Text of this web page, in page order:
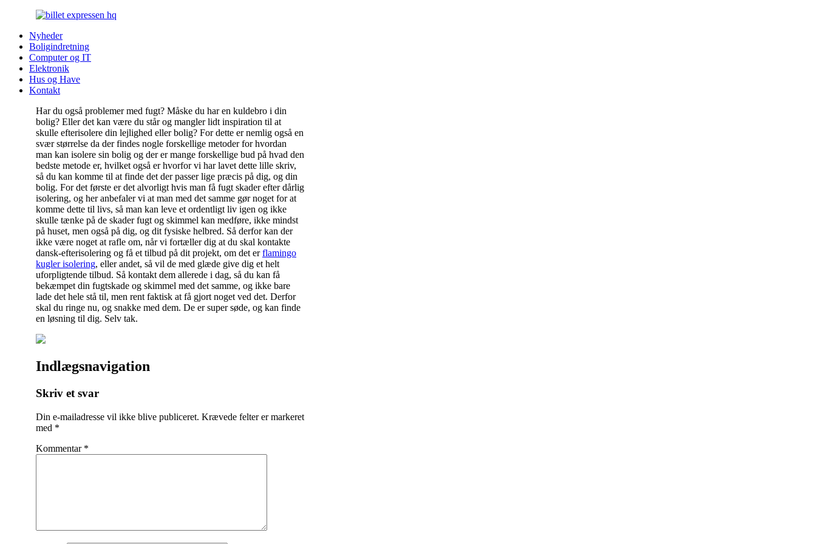
Nyheder
Boligindretning
Computer og IT
Elektronik
Hus og Have
Kontakt
Har du også problemer med fugt? Måske du har en kuldebro i din
bolig? Eller det kan være du står og mangler lidt inspiration til at
skulle efterisolere din lejlighed eller bolig? For dette er nemlig også en
svær størrelse da der findes nogle forskellige metoder for hvordan
man kan isolere sin bolig og der er mange forskellige bud på hvad den
bedste metode er, hvilket også er hvorfor vi har lavet dette lille skriv,
så du kan komme til at finde det der passer lige præcis på dig, og din
bolig. For det første er det alvorligt hvis man få fugt skader efter dårlig
isolering, og her anbefaler vi at man med det samme gør noget for at
komme dette til livs, så man kan leve et ordentligt liv igen og ikke
skulle tænke på de skader fugt og skimmel kan medføre, ikke mindst
på huset, men også på dig, og dit fysiske helbred. Så derfor kan der
ikke være noget at rafle om, når vi fortæller dig at du skal kontakte
dansk-efterisolering og få et tilbud på dit projekt, om det erflamingo
kugler isolering, eller andet, så vil de med glæde give dig et helt
uforpligtende tilbud. Så kontakt dem allerede i dag, så du kan få
bekæmpet din fugtskade og skimmel med det samme, og ikke bare
lade det hele stå til, men rent faktisk at få gjort noget ved det. Derfor
skal du ringe nu, og snakke med dem. De er super søde, og kan finde
en løsning til dig. Selv tak.
Indlægsnavigation
Skriv et svar
Din e-mailadresse vil ikke blive publiceret. Krævede felter er markeret
med *
Kommentar *